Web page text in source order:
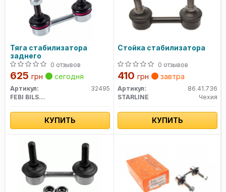
Тяга стабилизатора
заднего
0 отзывов
625 грн сегодня
Артикул:
32495
FEBI BILSTEIN
КУПИТЬ
Стойка стабилизатора
0 отзывов
410 грн завтра
Артикул:
86.41.736
STARLINE
Чехия
КУПИТЬ